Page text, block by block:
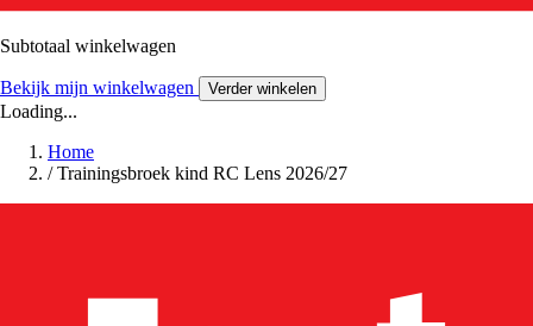
Subtotaal winkelwagen
Bekijk mijn winkelwagen Verder winkelen
Loading...
Home
/ Trainingsbroek kind RC Lens 2026/27